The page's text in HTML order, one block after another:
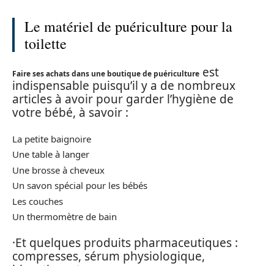
Le matériel de puériculture pour la
toilette
Faire ses achats dans une boutique de puériculture est
indispensable puisqu’il y a de nombreux
articles à avoir pour garder l’hygiène de
votre bébé, à savoir :
La petite baignoire
Une table à langer
Une brosse à cheveux
Un savon spécial pour les bébés
Les couches
Un thermomètre de bain
·Et quelques produits pharmaceutiques :
compresses, sérum physiologique,